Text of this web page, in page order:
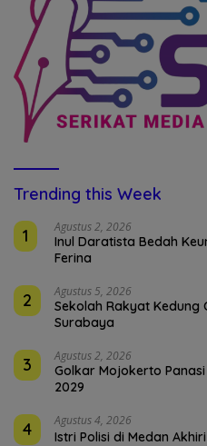
Trending this Week
1
Agustus 2, 2026
Inul Daratista Bedah
Ferina
2 Agustus 5, 2026
Sekolah Rakyat Kedung
Surabaya
3 Agustus 2, 2026
Golkar Mojokerto Panasi
2029
4 Agustus 4, 2026
Istri Polisi di Medan